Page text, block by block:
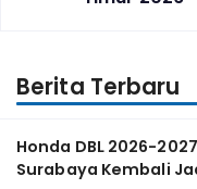
Berita Terbaru
Honda DBL 2026-
Surabaya Kembali